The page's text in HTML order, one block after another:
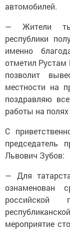
автомобилей.
— Жители
республики
именно
отметил Рустам
позволит
местности на
поздравляю
работы на
С
председатель
Львович Зубов:
— Для
ознаменован
российской
мероприятие